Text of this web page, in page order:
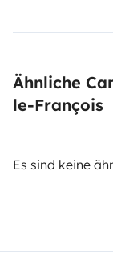
Ähnliche
le-François
Es sind keine